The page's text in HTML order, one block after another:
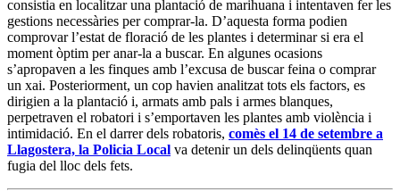
consistia en localitzar una plantació de marihuana i intentaven fer les
gestions necessàries per comprar-la. D’aquesta forma podien
comprovar l’estat de floració de les plantes i determinar si era el
moment òptim per anar-la a buscar. En algunes ocasions
s’apropaven a les finques amb l’excusa de buscar feina o comprar
un xai. Posteriorment, un cop havien analitzat tots els factors, es
dirigien a la plantació i, armats amb pals i armes blanques,
perpetraven el robatori i s’emportaven les plantes amb violència i
intimidació. En el darrer dels robatoris, comès el 14 de setembre a
Llagostera, la Policia Local va detenir un dels delinqüents quan
fugia del lloc dels fets.